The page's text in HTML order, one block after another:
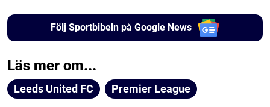
Följ Sportbibeln på Google News
Läs mer om...
Leeds United FC Premier League